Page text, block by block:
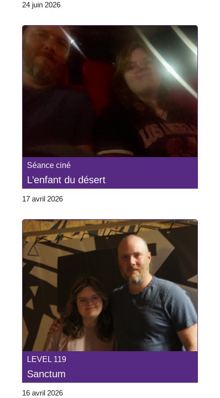
24 juin 2026
Séance ciné
L’enfant du désert
17 avril 2026
LEVEL 119
Sanctum
16 avril 2026